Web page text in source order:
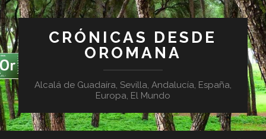
CRÓNICAS DESDE
OROMANA
Alcalá de Guadaíra, Sevilla, Andalucía, España,
Europa, El Mundo